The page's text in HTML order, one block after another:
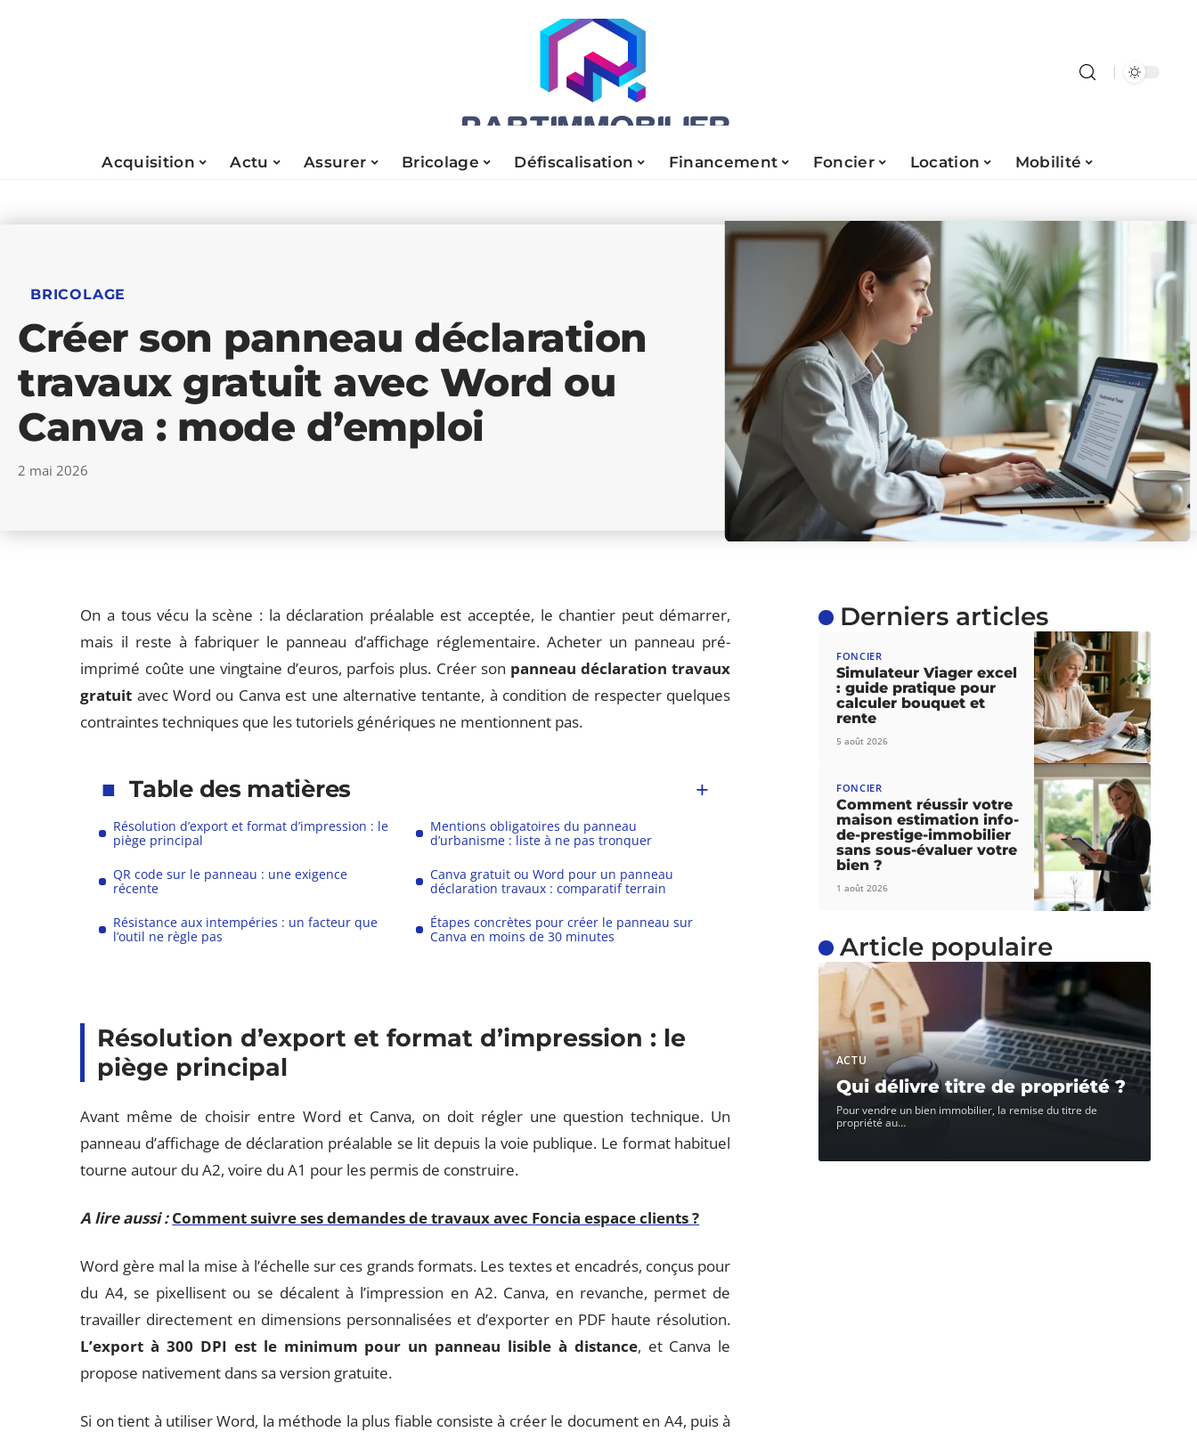
Acquisition Actu Assurer Bricolage Défiscalisation Financement Foncier Location Mobilité
BRICOLAGE
Créer son panneau déclaration
travaux gratuit avec Word ou
Canva : mode d’emploi
2 mai 2026
On a tous vécu la scène : la déclaration préalable est acceptée, le chantier peut démarrer,
mais il reste à fabriquer le panneau d’affichage réglementaire. Acheter un panneau pré-
imprimé coûte une vingtaine d’euros, parfois plus. Créer son panneau déclaration travaux
gratuit avec Word ou Canva est une alternative tentante, à condition de respecter quelques
contraintes techniques que les tutoriels génériques ne mentionnent pas.
Table des matières
Résolution d’export et format d’impression : le
piège principal
Mentions obligatoires du panneau
d’urbanisme : liste à ne pas tronquer
QR code sur le panneau : une exigence
récente
Canva gratuit ou Word pour un panneau
déclaration travaux : comparatif terrain
Résistance aux intempéries : un facteur que
l’outil ne règle pas
Étapes concrètes pour créer le panneau sur
Canva en moins de 30 minutes
Résolution d’export et format d’impression : le
piège principal
Avant même de choisir entre Word et Canva, on doit régler une question technique. Un
panneau d’affichage de déclaration préalable se lit depuis la voie publique. Le format habituel
tourne autour du A2, voire du A1 pour les permis de construire.
A lire aussi : Comment suivre ses demandes de travaux avec Foncia espace clients ?
Word gère mal la mise à l’échelle sur ces grands formats. Les textes et encadrés, conçus pour
du A4, se pixellisent ou se décalent à l’impression en A2. Canva, en revanche, permet de
travailler directement en dimensions personnalisées et d’exporter en PDF haute résolution.
L’export à 300 DPI est le minimum pour un panneau lisible à distance, et Canva le
propose nativement dans sa version gratuite.
Si on tient à utiliser Word, la méthode la plus fiable consiste à créer le document en A4, puis à
Derniers articles
FONCIER
Simulateur Viager excel
: guide pratique pour
calculer bouquet et
rente
5 août 2026
FONCIER
Comment réussir votre
maison estimation info-
de-prestige-immobilier
sans sous-évaluer votre
bien ?
1 août 2026
Article populaire
ACTU
Qui délivre titre de propriété ?
Pour vendre un bien immobilier, la remise du titre de
propriété au…